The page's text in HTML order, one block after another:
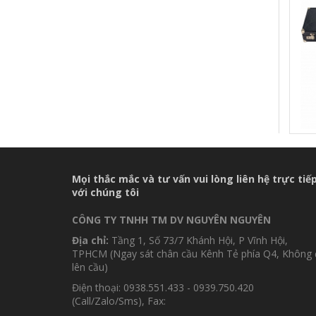
Mọi thắc mắc và tư vấn vui lòng liên hệ trực tiếp
với chúng tôi
CÔNG TY TNHH TM DV NGUYÊN NGUYÊN
Địa chỉ: Tầng 1, Số 73/7 Khánh Hội, P Vĩnh Hội,
TPHCM (Ngay sát chân cầu Kênh Tẻ phía Q4, Không
lên cầu)
Điện thoại: 0938.551.433 - 0939.750.420
(Call/Zalo/Sms), Fax: